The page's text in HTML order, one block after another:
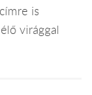
is
virággal